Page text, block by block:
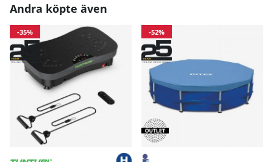
Andra köpte även
-35% -52%